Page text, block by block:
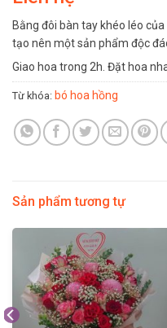
Bằng đôi bàn tay khéo léo
tạo nên một sản phẩm độc
Giao hoa trong 2h. Đặt hoa
Từ khóa: bó hoa hồng
Sản phẩm tương tự